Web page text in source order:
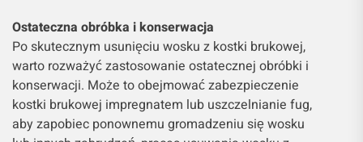
Ostateczna obróbka i konserwacja
Po skutecznym usunięciu wosku z kostki brukowej,
warto rozważyć zastosowanie ostatecznej obróbki i
konserwacji. Może to obejmować zabezpieczenie
kostki brukowej impregnatem lub uszczelnianie fug,
aby zapobiec ponownemu gromadzeniu się wosku